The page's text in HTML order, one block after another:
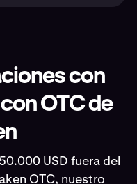
con
OTC de
USD fuera del
OTC, nuestro